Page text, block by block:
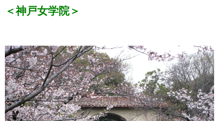
＜神戸女学院＞